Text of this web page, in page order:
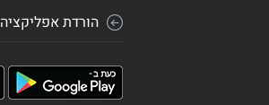
הורדת אפליקציה